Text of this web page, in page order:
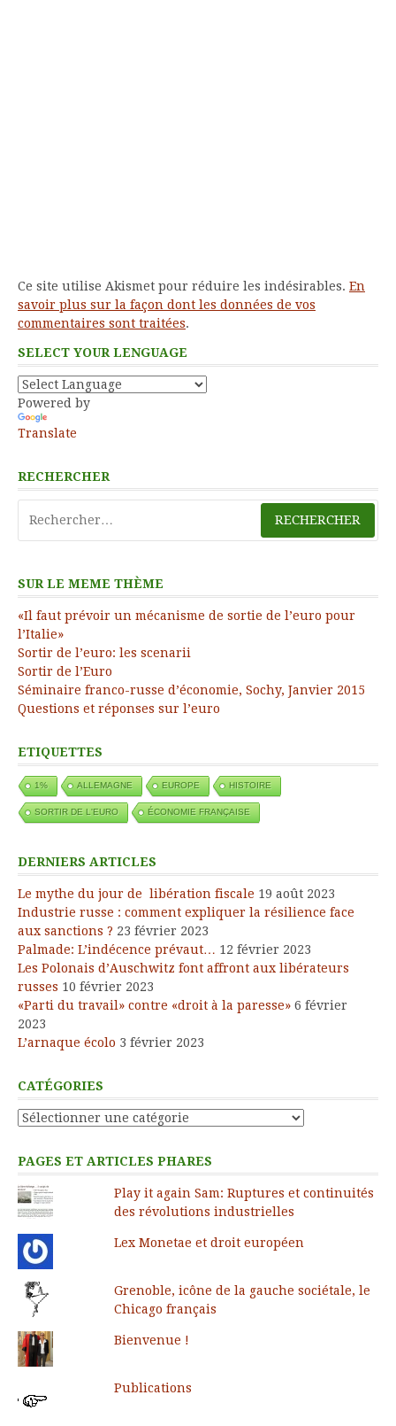
Ce site utilise Akismet pour réduire les indésirables. En
savoir plus sur la façon dont les données de vos
commentaires sont traitées.
SELECT YOUR LENGUAGE
Powered by
Translate
RECHERCHER
SUR LE MEME THÈME
«Il faut prévoir un mécanisme de sortie de l’euro pour
l’Italie»
Sortir de l’euro: les scenarii
Sortir de l’Euro
Séminaire franco-russe d’économie, Sochy, Janvier 2015
Questions et réponses sur l’euro
ETIQUETTES
1% ALLEMAGNE EUROPE HISTOIRE
SORTIR DE L'EURO ÉCONOMIE FRANÇAISE
DERNIERS ARTICLES
Le mythe du jour de libération fiscale 19 août 2023
Industrie russe : comment expliquer la résilience face
aux sanctions ? 23 février 2023
Palmade: L’indécence prévaut… 12 février 2023
Les Polonais d’Auschwitz font affront aux libérateurs
russes 10 février 2023
«Parti du travail» contre «droit à la paresse» 6 février
2023
L’arnaque écolo 3 février 2023
CATÉGORIES
Catégories
PAGES ET ARTICLES PHARES
Play it again Sam: Ruptures et continuités
des révolutions industrielles
Lex Monetae et droit européen
Grenoble, icône de la gauche sociétale, le
Chicago français
Bienvenue !
Publications